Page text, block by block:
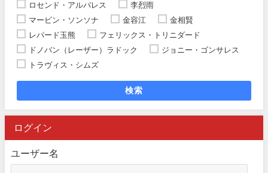
ロセンド・アルバレス
李烈雨
マービン・ソンソナ
金容江
金相賢
レパード玉熊
フェリックス・トリニダード
ドノバン（レーザー）ラドック
ジョニー・ゴンサレス
トラヴィス・シムズ
検索
ログイン
ユーザー名